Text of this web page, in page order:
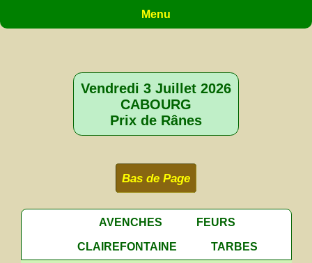
Menu
Vendredi 3 Juillet 2026
CABOURG
Prix de Rânes
Bas de Page
AVENCHES
FEURS
CLAIREFONTAINE
TARBES